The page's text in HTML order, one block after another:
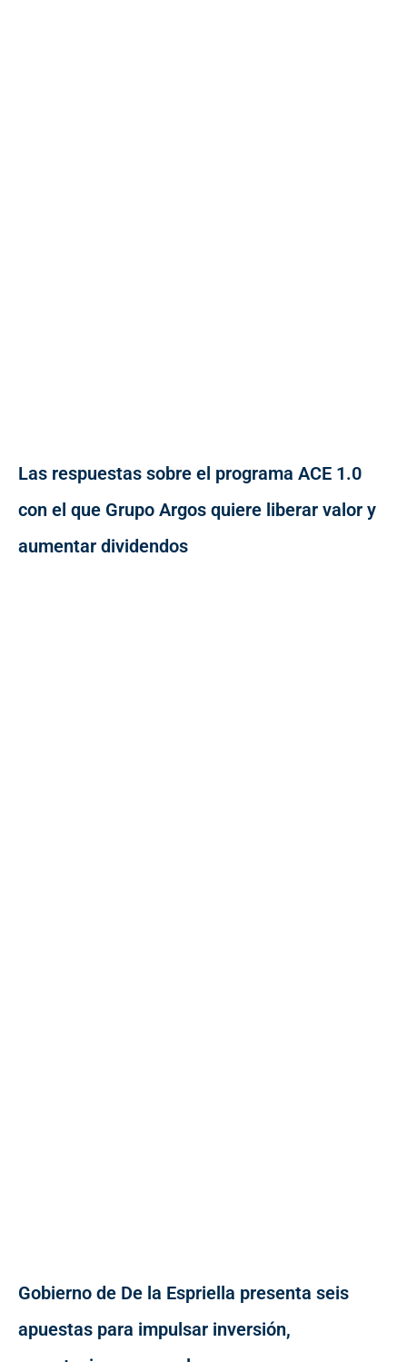
Las respuestas sobre el programa ACE 1.0
con el que Grupo Argos quiere liberar valor y
aumentar dividendos
Gobierno de De la Espriella presenta seis
apuestas para impulsar inversión,